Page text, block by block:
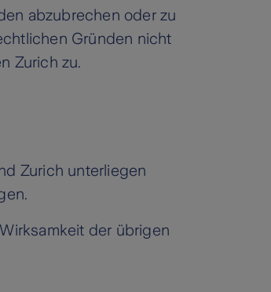
abzubrechen oder zu
Gründen nicht
Zurich zu.
Zurich unterliegen
der übrigen